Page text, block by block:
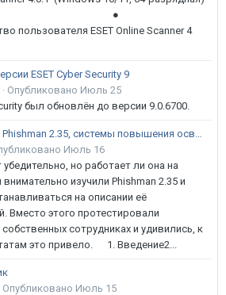
пользователя ESET Online Scanner 4
ESET Cyber Security 9
Опубликовано Июль 25
был обновлён до версии 9.0.6700.
Тестирование Phishman 2.35, системы повышения осведомлённости пользователей в сфере ИБ
Июль 16
убедительно, но работает ли она на
изучили Phishman 2.35 и
на описании её
Вместо этого протестировали
сотрудниках и удивились, к
это привело. 1. Введение2...
Опубликовано Июль 15